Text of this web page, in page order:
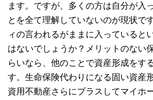
ます。ですが、多くの方は自分が入
とを全て理解していないのが現状で
ィの言われるがままに入っていると
はないでしょうか？メリットのない
らいなら、他のことで資産形成をす
す。生命保険代わりになる固い資産
資用不動産さらにプラスしてマイホ